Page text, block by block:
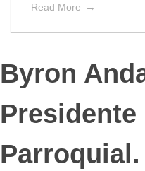
Read More
Byron
Presidente
Parroquial .